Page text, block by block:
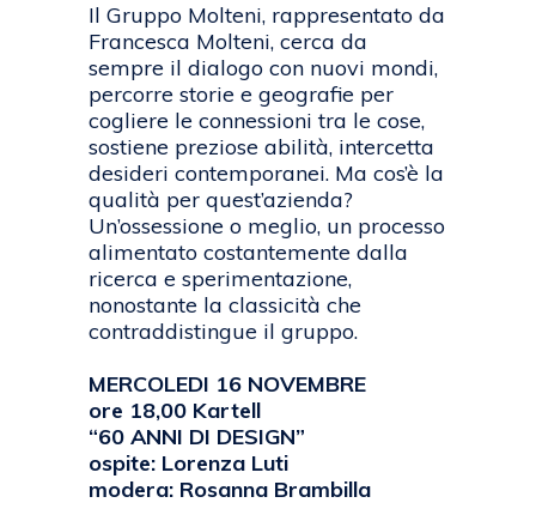
Il Gruppo Molteni, rappresentato da
Francesca Molteni, cerca da
sempre il dialogo con nuovi mondi,
percorre storie e geografie per
cogliere le connessioni tra le cose,
sostiene preziose abilità, intercetta
desideri contemporanei. Ma cos’è la
qualità per quest’azienda?
Un’ossessione o meglio, un processo
alimentato costantemente dalla
ricerca e sperimentazione,
nonostante la classicità che
contraddistingue il gruppo.
MERCOLEDI 16 NOVEMBRE
ore 18,00 Kartell
“60 ANNI DI DESIGN”
ospite: Lorenza Luti
modera: Rosanna Brambilla